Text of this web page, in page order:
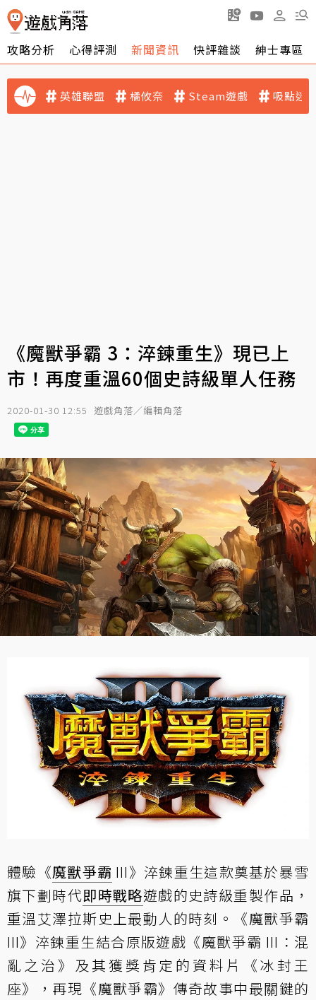
攻略分析 心得評測 新聞資訊 快評雜談 紳士專區
英雄聯盟 橘攸奈 Steam遊戲 吸點迷
《魔獸爭霸 3：淬鍊重生》現已上
市！再度重溫60個史詩級單人任務
2020-01-30 12:55 遊戲角落／編輯角落
體驗《魔獸爭霸 III》淬鍊重生這款奠基於暴雪
旗下劃時代即時戰略遊戲的史詩級重製作品，
重溫艾澤拉斯史上最動人的時刻。《魔獸爭霸
III》淬鍊重生結合原版遊戲《魔獸爭霸 III：混
亂之治》及其獲獎肯定的資料片《冰封王
座》，再現《魔獸爭霸》傳奇故事中最關鍵的